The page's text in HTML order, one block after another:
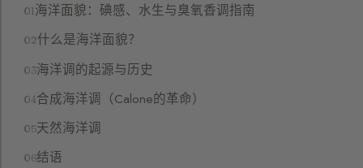
海洋面貌：碘感、水生与臭氧香调指南
什么是海洋面貌？
海洋调的起源与历史
合成海洋调（Calone的革命）
天然海洋调
结语